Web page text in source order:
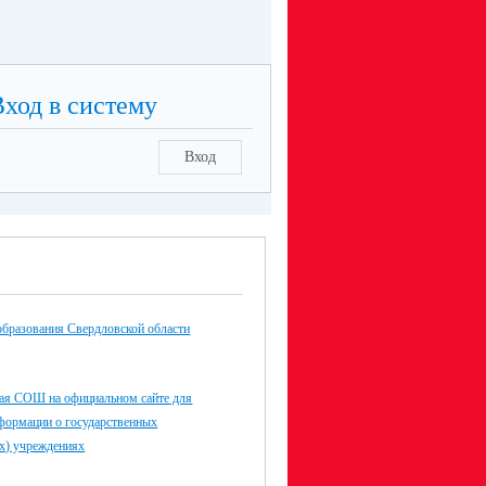
в систему
Вход
Свердловской области
СОШ на официальном сайте для
о государственных
учреждениях